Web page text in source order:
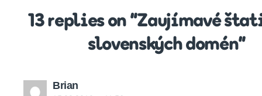
13 replies on “Zaujímavé
slovenských domén”
Briansays: